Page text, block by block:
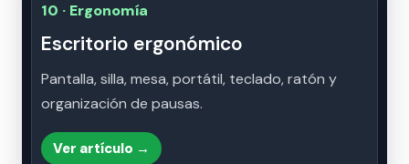
10 · Ergonomía
Escritorio ergonómico
Pantalla, silla, mesa, portátil, teclado, ratón y
organización de pausas.
Ver artículo →